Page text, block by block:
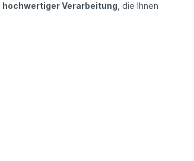
hochwertiger Verarbeitung , die Ihnen